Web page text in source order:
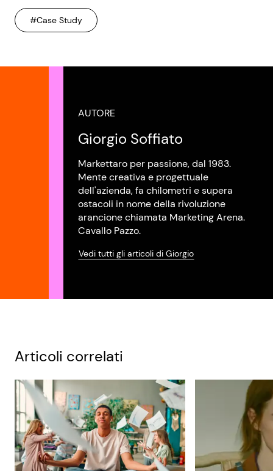
#Case Study
AUTORE
Giorgio Soffiato
Markettaro per passione, dal 1983.
Mente creativa e progettuale
dell'azienda, fa chilometri e supera
ostacoli in nome della rivoluzione
arancione chiamata Marketing Arena.
Cavallo Pazzo.
Vedi tutti gli articoli di Giorgio
Articoli correlati